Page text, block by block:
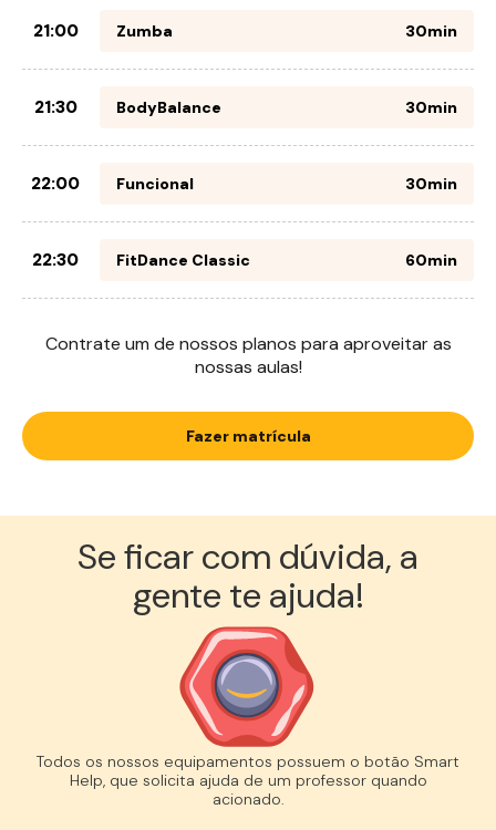
21:00 Zumba 30min
21:30 BodyBalance 30min
22:00 Funcional 30min
22:30 FitDance Classic 60min
Contrate um de nossos planos para aproveitar as
nossas aulas!
Fazer matrícula
Se ficar com dúvida, a
gente te ajuda!︎
Todos os nossos equipamentos possuem o botão Smart
Help, que solicita ajuda de um professor quando
acionado.